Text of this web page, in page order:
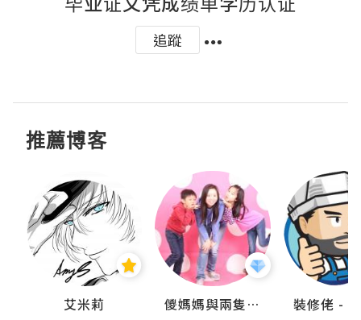
追蹤
推薦博客
艾米莉 儍媽媽與兩隻小魔怪之家